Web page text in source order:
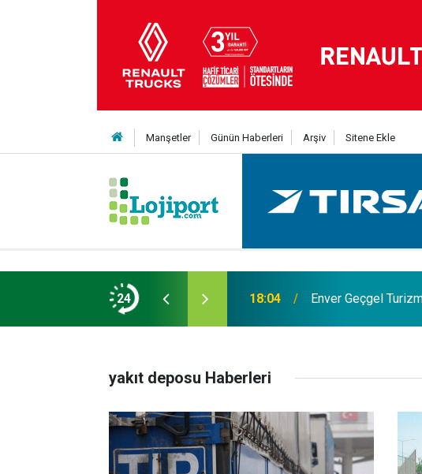
Manşetler Günün Haberleri Arşiv Sitene Ekle
24 18:04 Enver Geçgel
yakıt deposu Haberleri